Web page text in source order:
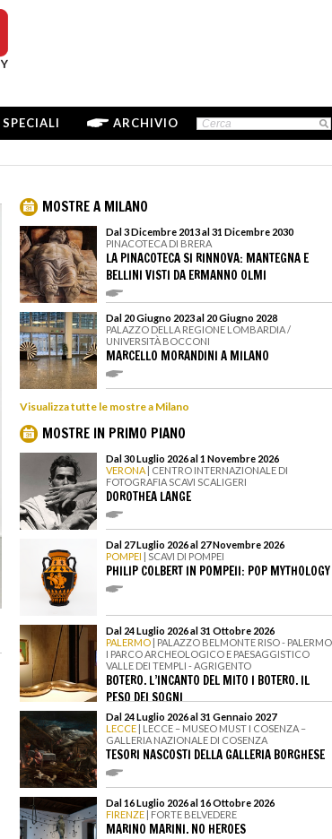
SPECIALI ARCHIVIO
MOSTRE A MILANO
Dal 3 Dicembre 2013 al 31 Dicembre 2030
PINACOTECA DI BRERA
LA PINACOTECA SI RINNOVA: MANTEGNA E
BELLINI VISTI DA ERMANNO OLMI
Dal 20 Giugno 2023 al 20 Giugno 2028
PALAZZO DELLA REGIONE LOMBARDIA /
UNIVERSITÀ BOCCONI
MARCELLO MORANDINI A MILANO
Visualizza tutte le mostre a Milano
MOSTRE IN PRIMO PIANO
Dal 30 Luglio 2026 al 1 Novembre 2026
VERONA | CENTRO INTERNAZIONALE DI
FOTOGRAFIA SCAVI SCALIGERI
DOROTHEA LANGE
Dal 27 Luglio 2026 al 27 Novembre 2026
POMPEI | SCAVI DI POMPEI
PHILIP COLBERT IN POMPEII: POP MYTHOLOGY
Dal 24 Luglio 2026 al 31 Ottobre 2026
PALERMO | PALAZZO BELMONTE RISO - PALERMO
I PARCO ARCHEOLOGICO E PAESAGGISTICO
VALLE DEI TEMPLI - AGRIGENTO
BOTERO. L’INCANTO DEL MITO I BOTERO. IL
PESO DEI SOGNI
Dal 24 Luglio 2026 al 31 Gennaio 2027
LECCE | LECCE – MUSEO MUST I COSENZA –
GALLERIA NAZIONALE DI COSENZA
TESORI NASCOSTI DELLA GALLERIA BORGHESE
Dal 16 Luglio 2026 al 16 Ottobre 2026
FIRENZE | FORTE BELVEDERE
MARINO MARINI. NO HEROES